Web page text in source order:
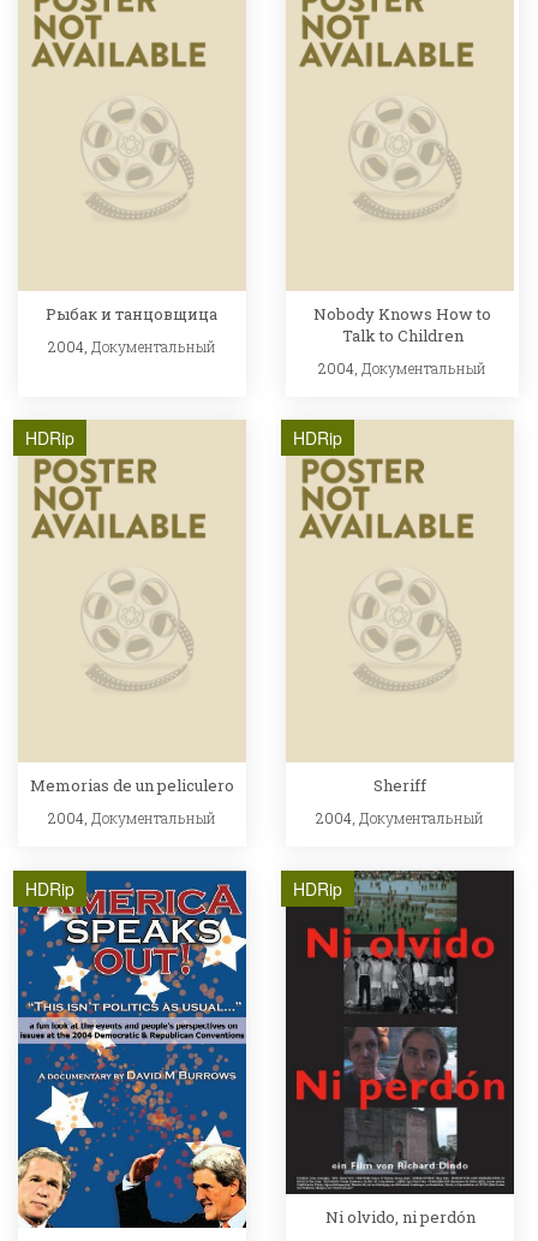
Рыбак и танцовщица
2004, Документальный
Nobody Knows How to
Talk to Children
2004, Документальный
HDRip
Memorias de un peliculero
2004, Документальный
HDRip
Sheriff
2004,Документальный
HDRip HDRip
Ni olvido, ni perdón